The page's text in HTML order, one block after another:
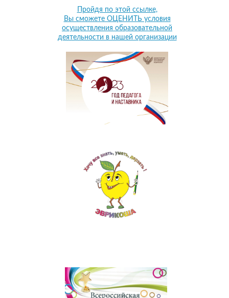
Пройдя по этой ссылке,
Вы сможете ОЦЕНИТЬ условия
осуществления образовательной
деятельности в нашей организации